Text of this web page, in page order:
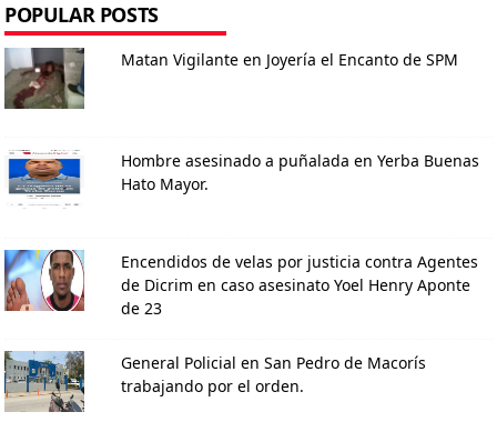
POPULAR POSTS
Matan Vigilante en Joyería el Encanto de SPM
Hombre asesinado a puñalada en Yerba Buenas
Hato Mayor.
Encendidos de velas por justicia contra Agentes
de Dicrim en caso asesinato Yoel Henry Aponte
de 23
General Policial en San Pedro de Macorís
trabajando por el orden.